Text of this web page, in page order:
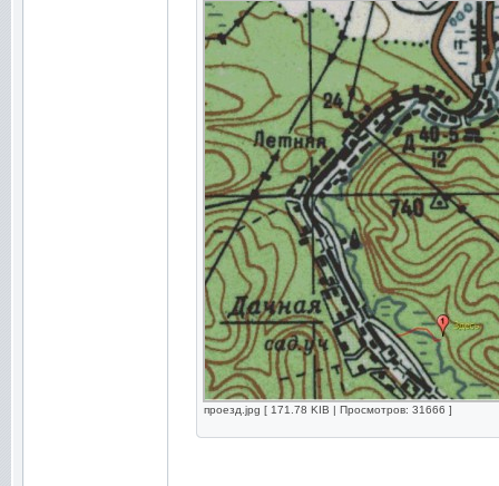
проезд.jpg [ 171.78 KIB | Просмотров: 31666 ]